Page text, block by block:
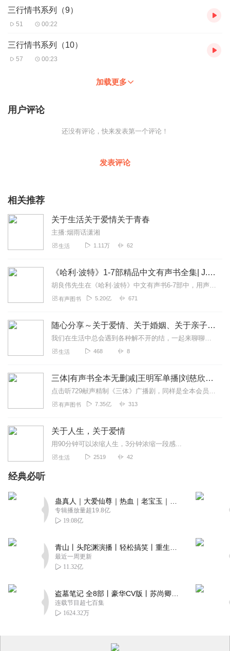
三行情书系列（9）
51 00:22
三行情书系列（10）
57 00:23
加载更多
用户评论
还没有评论，快来发表第一个评论！
发表评论
相关推荐
关于生活关于爱情关于青春
主播:烟雨话潇湘
生活 1.11万 62
《哈利·波特》1-7部精品中文有声书全集| J.K.罗琳原著，光合积木演播
胡良伟先生在《哈利·波特》中文有声书6-7部中，用声音带领着大家继续魔法之旅。为保证作品的一致性，给大家带来完整的魔法体验，我们与版权方PottermoreP...
有声图书 5.20亿 671
随心分享～关于爱情、关于婚姻、关于亲子、关于心
我们在生活中总会遇到各种解不开的结，一起来聊聊吧，让我们的心情在这里得到缓解和舒展…
生活 468 8
三体|有声书全本无删减|王明军单播|刘慈欣原著
点击听729献声精制《三体》广播剧，同样是全本会员免费畅听，快来感受声音大戏的魅力！【购买须知】1、本作品部分集数为免费试听。2、版权归原作者所有，严禁翻录成任...
有声图书 7.35亿 313
关于人生，关于爱情
用90分钟可以浓缩人生，3分钟浓缩一段感...
生活 2519 42
经典必听
专辑播放量超19.8亿
19.08亿
最近一周更新
11.32亿
连载节目超七百集
1624.32万